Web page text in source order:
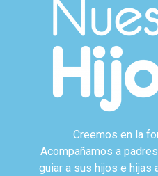
Creemos en la
Acompañamos a
guiar a sus hijos e hijas